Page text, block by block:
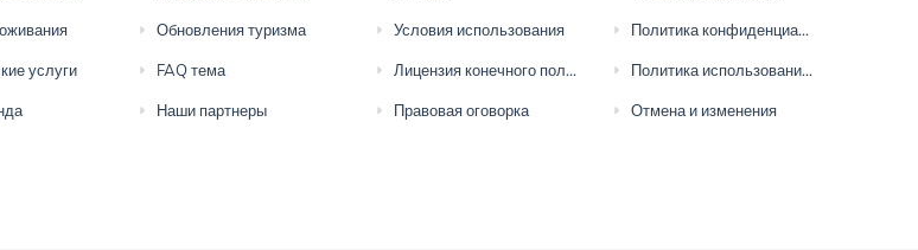
Обновления туризма
услуги FAQ тема
Наши партнеры
Условия использования Политика конфиденциальности
Лицензия конечного пользователя Политика использования файлов cookie
Правовая оговорка Отмена и изменения